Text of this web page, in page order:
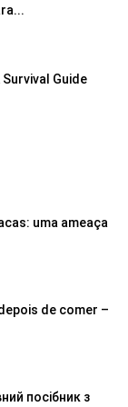
Survival Guide
uma ameaça
de comer –
посібник з